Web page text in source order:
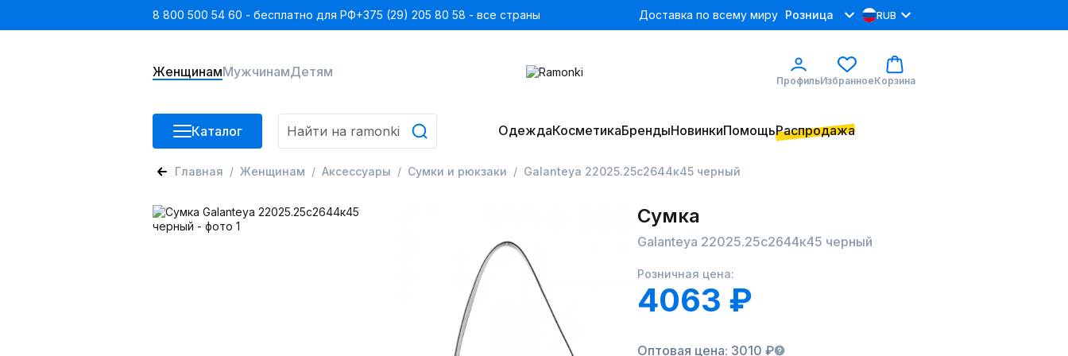
8 800 500 54 60 - бесплатно для РФ+375 (29) 205 80 58 - все страны Доставка по всему миру Розница RUB
ЖенщинамМужчинамДетям
ПрофильИзбранноеКорзина
Каталог ОдеждаКосметикаБрендыНовинкиПомощьРаспродажа
Главная Женщинам Аксессуары Сумки и рюкзаки Galanteya 22025.25с2644к45 черный
Сумка
Galanteya 22025.25с2644к45 черный
Розничная цена:
4063 ₽
Оптовая цена: 3010 ₽